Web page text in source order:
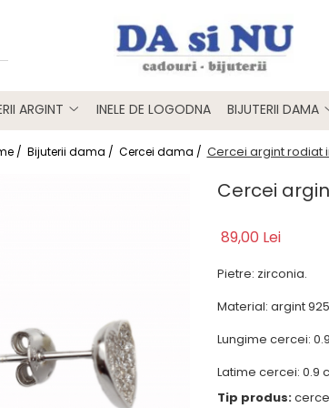
ARGINT INELE DE LOGODNA BIJUTERII DAMA
/ Bijuterii dama / Cercei dama / Cercei argint rodiat
Cercei
89,00 Lei
Pietre: zirconia.
Material: argint
Lungime cercei:
Latime cercei: 0.9
Tip produs: